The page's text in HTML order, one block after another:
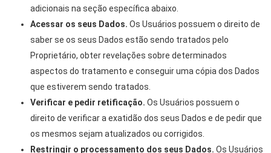
adicionais na seção específica abaixo.
Acessar os seus Dados. Os Usuários possuem o direito de
saber se os seus Dados estão sendo tratados pelo
Proprietário, obter revelações sobre determinados
aspectos do tratamento e conseguir uma cópia dos Dados
que estiverem sendo tratados.
Verificar e pedir retificação. Os Usuários possuem o
direito de verificar a exatidão dos seus Dados e de pedir que
os mesmos sejam atualizados ou corrigidos.
Restringir o processamento dos seus Dados. Os Usuários